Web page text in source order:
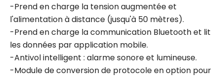
-Prend en charge la tension augmentée et
l'alimentation à distance (jusqu'à 50 mètres).
-Prend en charge la communication Bluetooth et lit
les données par application mobile.
-Antivol intelligent : alarme sonore et lumineuse.
-Module de conversion de protocole en option pour